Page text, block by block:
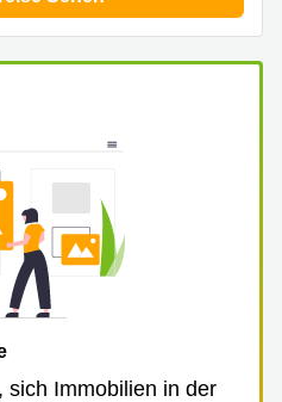
sich Immobilien in der